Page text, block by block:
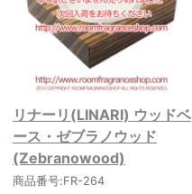
リナーリ(LINARI) ウッドベ
ース・ゼブラノウッド
(Zebranowood)
商品番号:FR-264